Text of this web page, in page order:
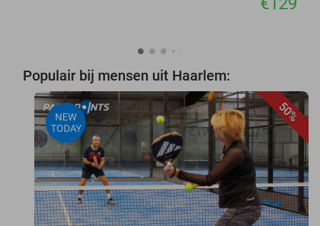
Populair bij mensen uit Haarlem:
50%
NEW
TODAY